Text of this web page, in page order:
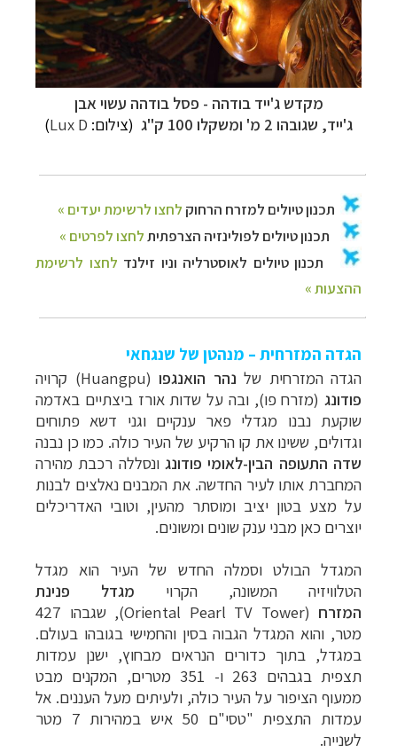
מקדש ג'ייד בודהה - פסל בודהה עשוי אבן
ג'ייד, שגובהו 2 מ' ומשקלו 100 ק"ג (צילום: Lux D
)
הגדה המזרחית – מנהטן של שנגחאי
הגדה המזרחית של נהר הואנגפו (Huangpu)
קרויה
פודונג (מזרח פו), ובה על שדות אורז ביצתיים באדמה
שוקעת נבנו מגדלי פאר ענקיים וגני דשא פתוחים
וגדולים, ששינו את קו הרקיע של העיר כולה. כמו כן נבנה
שדה התעופה הבין-לאומי פודונג ונסללה רכבת מהירה
המחברת אותו לעיר החדשה. את המבנים נאלצים לבנות
על מצע בטון יציב ומוסתר מהעין, וטובי האדריכלים
יוצרים כאן מבני ענק שונים ומשונים.
המגדל הבולט וסמלה החדש של העיר הוא מגדל
הטלוויזיה המשונה, הקרוי מגדל פנינת
המזרח (Oriental Pearl TV Tower)
, שגבהו 427
מטר, והוא המגדל הגבוה בסין והחמישי בגובהו בעולם.
במגדל, בתוך כדורים הנראים מבחוץ, ישנן עמדות
תצפית בגבהים 263 ו- 351 מטרים, המקנים מבט
ממעוף הציפור על העיר כולה, ולעיתים מעל העננים. אל
עמדות התצפית "טסי"ם 50 איש במהירות 7 מטר
לשנייה.